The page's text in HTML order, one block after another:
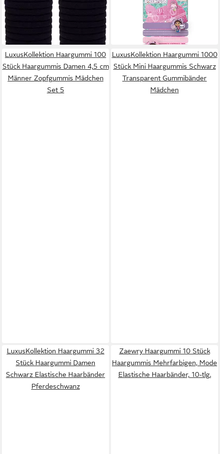
Haargummis Schwarz
Baumwolle elastisch
Mädchen Haarband
24,95 €
in 5-6 Werktagen bei dir
Dollhouse – 4 bunte
Zopfgummis für Schule &
14,95 €
in 5-6 Werktagen bei dir
LuxusKollektion Haargummi 100
Stück Haargummis Damen 4,5 cm
Männer Zopfgummis Mädchen
Set 5
LuxusKollektion Haargummi 1000
Stück Mini Haargummis Schwarz
Transparent Gummibänder
Mädchen
LuxusKollektion Haargummi 32
Stück Haargummi Damen
Schwarz Elastische Haarbänder
Pferdeschwanz
Zaewry Haargummi 10 Stück
Haargummis Mehrfarbigen, Mode
Elastische Haarbänder, 10-tlg.